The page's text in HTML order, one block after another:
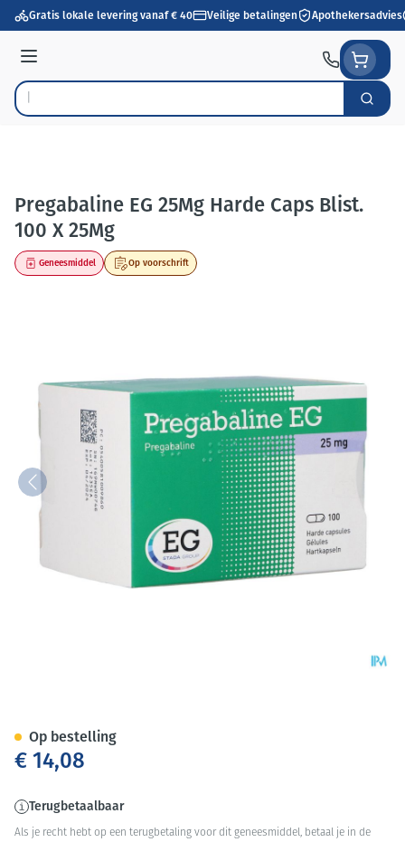
Ga naar de inhoud
Gratis lokale levering vanaf € 40 Veilige betalingen Apothekersadvies
Menu
Product, merk, categorie... Zoek
Pregabaline EG 25Mg Harde Caps Blist.
100 X 25Mg
Op voorschrift
Geneesmiddel
€ 14,08
Terugbetaalbaar
Als je recht hebt op een terugbetaling voor dit geneesmiddel, betaal je in de
Op bestelling